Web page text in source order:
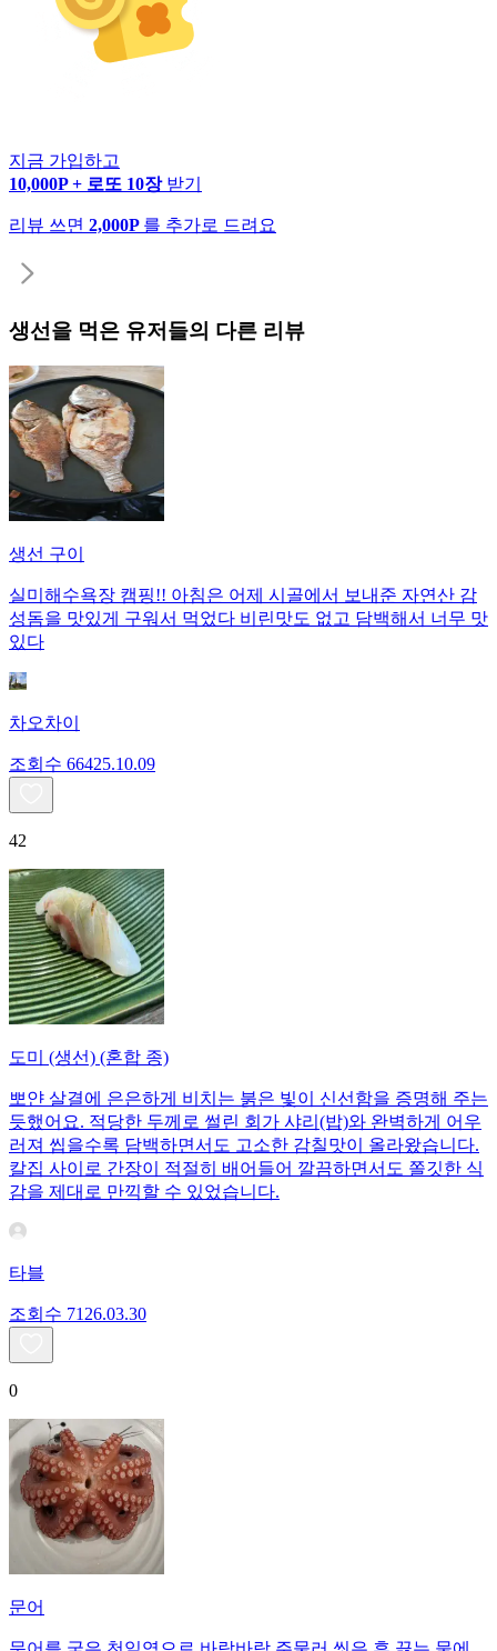
지금 가입하고
10,000P + 로또 10장 받기
리뷰 쓰면 2,000P 를 추가로 드려요
생선을 먹은 유저들의 다른 리뷰
생선 구이
실미해수욕장 캠핑!! 아침은 어제 시골에서 보내준 자연산 감
성돔을 맛있게 구워서 먹었다 비린맛도 없고 담백해서 너무 맛
있다
차오차이
조회수 66425.10.09
42
도미 (생선) (혼합 종)
뽀얀 살결에 은은하게 비치는 붉은 빛이 신선함을 증명해 주는
듯했어요. 적당한 두께로 썰린 회가 샤리(밥)와 완벽하게 어우
러져 씹을수록 담백하면서도 고소한 감칠맛이 올라왔습니다.
칼집 사이로 간장이 적절히 배어들어 깔끔하면서도 쫄깃한 식
감을 제대로 만끽할 수 있었습니다.
타블
조회수 71 26.03.30
0
문어